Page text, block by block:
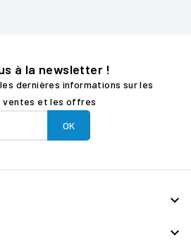
à la newsletter !
dernières informations sur les
ventes et les offres

